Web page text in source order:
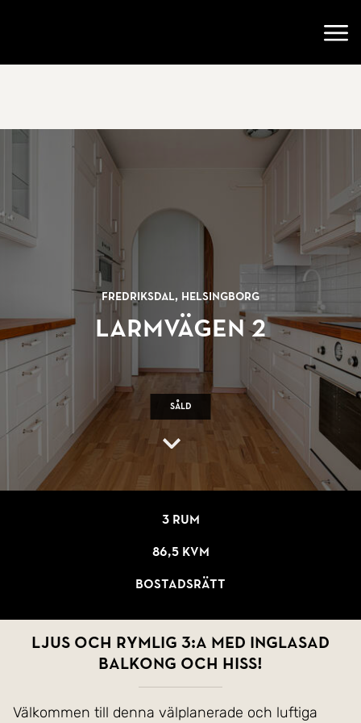
Fredriksdal, Helsingborg
Larmvägen 2
Såld
3 rum
86,5 kvm
Bostadsrätt
Ljus och rymlig 3:a med inglasad
balkong och hiss!
Välkommen till denna välplanerade och luftiga